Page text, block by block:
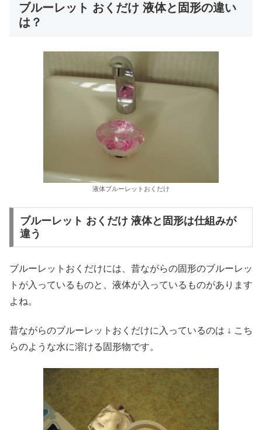
ブルーレット おくだけ 液体と固形の違い
は？
液体ブルーレットおくだけ
ブルーレット おくだけ 液体と固形は仕組みが
違う
ブルーレットおくだけには、昔ながらの固形のブルーレッ
トが入っているものと、液体が入っているものがあります
よね。
昔ながらのブルーレットおくだけに入っているのは ↓ こち
らのような水に溶ける固形物です。